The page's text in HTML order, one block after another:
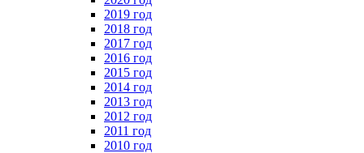
2019 год
2018 год
2017 год
2016 год
2015 год
2014 год
2013 год
2012 год
2011 год
2010 год